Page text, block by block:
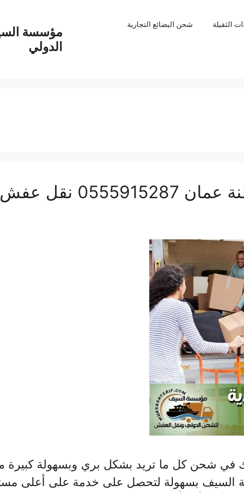
مؤسسة
الدولي
الثقيلة شحن البضائع التجارية
شركة شحن من السعودية الي سلطنة عمان
شحن كل ما تريد بشكل بري وبسهولة كبيرة
السيف بسهولة لتحصل على خدمة على أعلى